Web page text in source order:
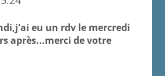
eu un rdv le mercredi
après...merci de votre